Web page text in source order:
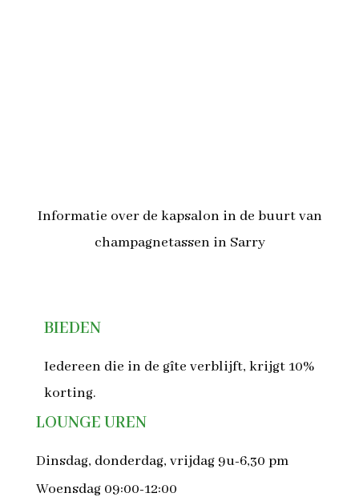
Informatie over de kapsalon in de buurt van
champagnetassen in Sarry
BIEDEN
Iedereen die in de gîte verblijft, krijgt 10%
korting.
LOUNGE UREN
Dinsdag, donderdag, vrijdag 9u-6,30 pm
Woensdag 09:00-12:00